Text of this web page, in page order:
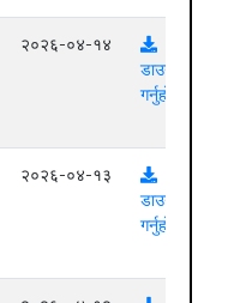
२०२६-०४-१४
डाउनलोड
गर्नुहोस्
२०२६-०४-१३
डाउनलोड
गर्नुहोस्